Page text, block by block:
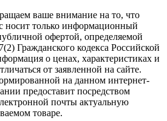
ваше внимание на то, что
носит только информационный
офертой, определяемой
Гражданского кодекса Российской
о ценах, характеристиках и
от заявленной на сайте.
на данном интернет-
предоставит посредством
почты актуальную
товаре.